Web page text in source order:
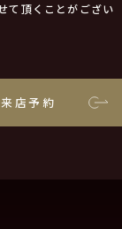
て頂くことがござい
来店予約